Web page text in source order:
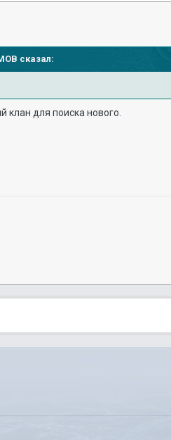
сказал:
клан для поиска нового.